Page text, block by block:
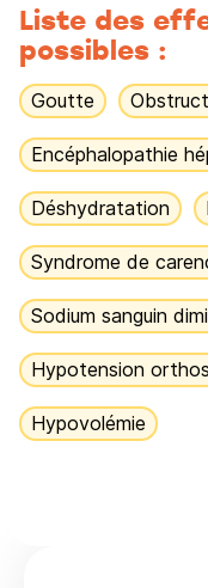
Liste des
possibles :
Goutte
Encéphalopathie
Déshydratation
Syndrome de
Sodium sanguin
Hypotension
Hypovolémie